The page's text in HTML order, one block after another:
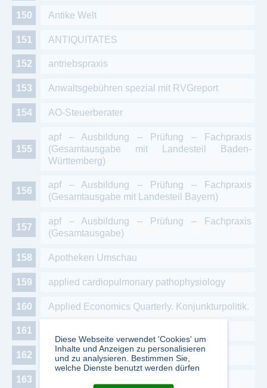
Antike Welt
ANTIQUITATES
antriebspraxis
Anwaltsgebühren spezial mit RVGreport
AO-Steuerberater
apf – Ausbildung – Prüfung – Fachpraxis
(Gesamtausgabe mit Landesteil Baden-
Württemberg)
apf – Ausbildung – Prüfung – Fachpraxis
(Gesamtausgabe mit Landesteil Bayern)
apf – Ausbildung – Prüfung – Fachpraxis
(Gesamtausgabe)
Apotheken Umschau
applied cardiopulmonary pathophysiology
Applied Economics Quarterly. Konjunkturpolitik.
APT Aluminium News
Diese Webseite verwendet 'Cookies' um
Inhalte und Anzeigen zu personalisieren
und zu analysieren. Bestimmen Sie,
welche Dienste benutzt werden dürfen